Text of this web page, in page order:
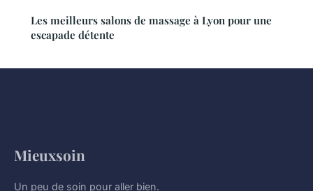
Les meilleurs salons de massage à Lyon pour une
escapade détente
Mieuxsoin
Un peu de soin pour aller bien.